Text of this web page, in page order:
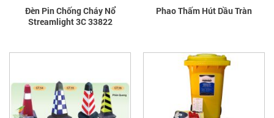
Đèn Pin Chống Cháy Nổ
Streamlight 3C 33822
Phao Thấm Hút Dầu Tràn